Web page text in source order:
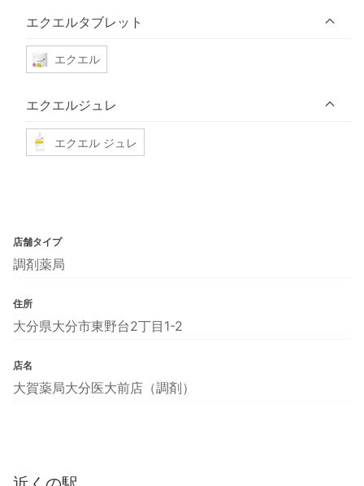
エクエルタブレット
エクエル
エクエルジュレ
エクエル ジュレ
店舗タイプ
調剤薬局
住所
大分県大分市東野台2丁目1-2
店名
大賀薬局大分医大前店（調剤）